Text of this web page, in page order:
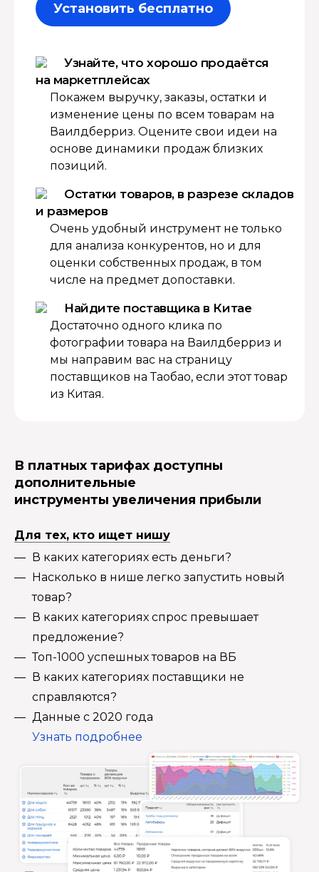
Установить бесплатно
Узнайте, что хорошо продаётся
на маркетплейсах
Покажем выручку, заказы, остатки и
изменение цены по всем товарам на
Ваилдберриз. Оцените свои идеи на
основе динамики продаж близких
позиций.
Остатки товаров, в разрезе складов
и размеров
Очень удобный инструмент не только
для анализа конкурентов, но и для
оценки собственных продаж, в том
числе на предмет допоставки.
Найдите поставщика в Китае
Достаточно одного клика по
фотографии товара на Ваилдберриз и
мы направим вас на страницу
поставщиков на Таобао, если этот товар
из Китая.
В платных тарифах доступны
дополнительные
инструменты увеличения прибыли
Для тех, кто ищет нишу
В каких категориях есть деньги?
Насколько в нише легко запустить новый
товар?
В каких категориях спрос превышает
предложение?
Топ-1000 успешных товаров на ВБ
В каких категориях поставщики не
справляются?
Данные с 2020 года
Узнать подробнее